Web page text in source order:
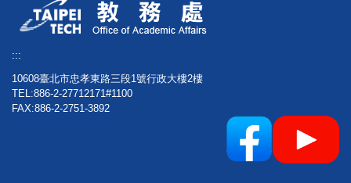
:::
10608臺北市忠孝東路三段1號行政大樓2樓
TEL:886-2-27712171#1100
FAX:886-2-2751-3892